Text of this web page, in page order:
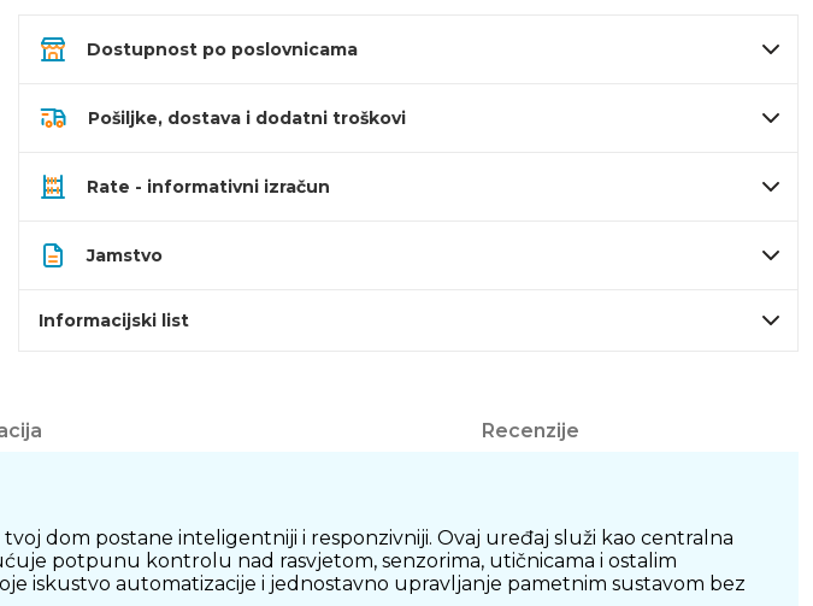
Dostupnost po poslovnicama
Pošiljke, dostava i dodatni troškovi
Rate - informativni izračun
Jamstvo
Informacijski list
Recenzije
dom postane inteligentniji i responzivniji. Ovaj uređaj služi kao centralna
potpunu kontrolu nad rasvjetom, senzorima, utičnicama i ostalim
iskustvo automatizacije i jednostavno upravljanje pametnim sustavom bez